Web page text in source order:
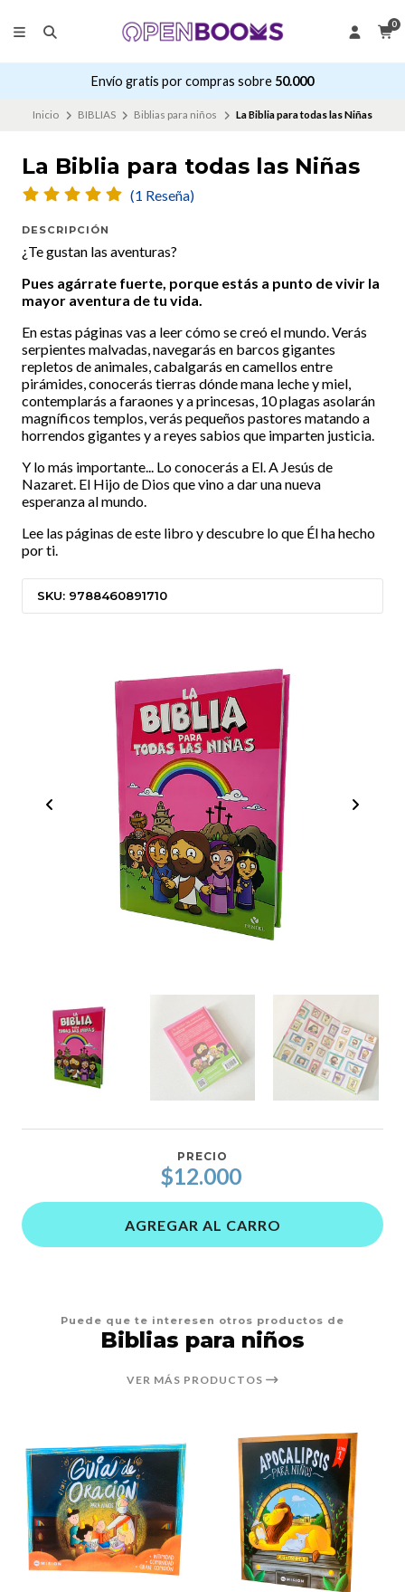
0
Envío gratis por compras sobre 50.000
Inicio BIBLIAS Biblias para niños La Biblia para todas las Niñas
La Biblia para todas las Niñas
(1 Reseña)
DESCRIPCIÓN
¿Te gustan las aventuras?
Pues agárrate fuerte, porque estás a punto de vivir la
mayor aventura de tu vida.
En estas páginas vas a leer cómo se creó el mundo. Verás
serpientes malvadas, navegarás en barcos gigantes
repletos de animales, cabalgarás en camellos entre
pirámides, conocerás tierras dónde mana leche y miel,
contemplarás a faraones y a princesas, 10 plagas asolarán
magníficos templos, verás pequeños pastores matando a
horrendos gigantes y a reyes sabios que imparten justicia.
Y lo más importante... Lo conocerás a El. A Jesús de
Nazaret. El Hijo de Dios que vino a dar una nueva
esperanza al mundo.
Lee las páginas de este libro y descubre lo que Él ha hecho
por ti.
SKU: 9788460891710
PRECIO
$12.000
AGREGAR AL CARRO
Puede que te interesen otros productos de
Biblias para niños
VER MÁS PRODUCTOS